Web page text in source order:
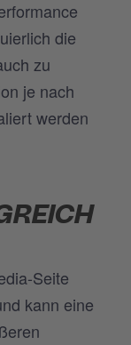
die
zu
je nach
werden
Seite
kann eine